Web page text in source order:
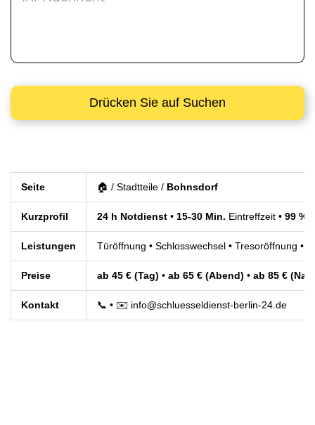
Seite 🏠 / Stadtteile / Bohnsdorf
Kurzprofil 24 h Notdienst • 15-30 Min. Eintreffzeit •99 %
Leistungen Türöffnung • Schlosswechsel • Tresoröffnung •
Preise ab 45 € (Tag) •ab 65 € (Abend) •ab 85 €
Kontakt 📞• ✉️ info@schluesseldienst-berlin-24.de